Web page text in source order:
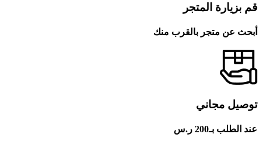
قم بزيارة المتجر
أبحث عن متجر بالقرب منك
توصيل مجاني
عند الطلب بـ200 ر.س